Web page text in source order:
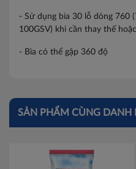
- Sử dụng bìa 30 lỗ dòng 760
100GSV) khi cần thay thế
- Bìa có thể gập 360 độ
SẢN PHẨM CÙNG DANH